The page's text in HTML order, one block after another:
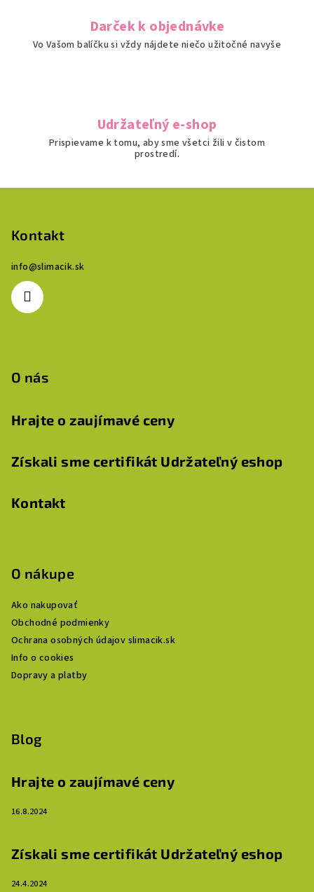
Darček k objednávke
Vo Vašom balíčku si vždy nájdete niečo užitočné navyše
Udržateľný e-shop
Prispievame k tomu, aby sme všetci žili v čistom
prostredí.
Kontakt
info@slimacik.sk
O nás
Hrajte o zaujímavé ceny
Získali sme certifikát Udržateľný eshop
Kontakt
O nákupe
Ako nakupovať
Obchodné podmienky
Ochrana osobných údajov slimacik.sk
Info o cookies
Dopravy a platby
Blog
Hrajte o zaujímavé ceny
16.8.2024
Získali sme certifikát Udržateľný eshop
24.4.2024